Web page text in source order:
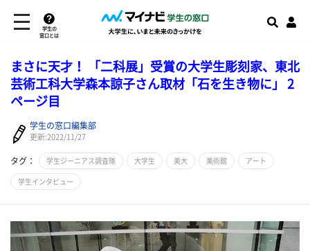
学生の
窓口とは
まさに天才！ 「二科展」受賞の大学生彫刻家、東北
芸術工科大学森本諒子さん取材「石を生き物に」 2
ページ目
学生の窓口編集部
更新:2022/11/27
タグ： 学生ジーニアス調査隊 大学生 美大 美術館 アート
学生インタビュー